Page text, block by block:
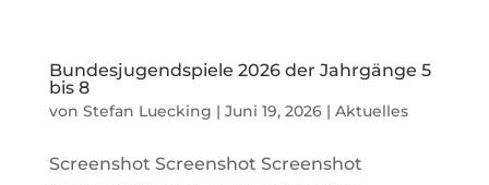
Bundesjugendspiele 2026 der Jahrgänge 5
bis 8
von Stefan Luecking | Juni 19, 2026| Aktuelles
Screenshot Screenshot Screenshot